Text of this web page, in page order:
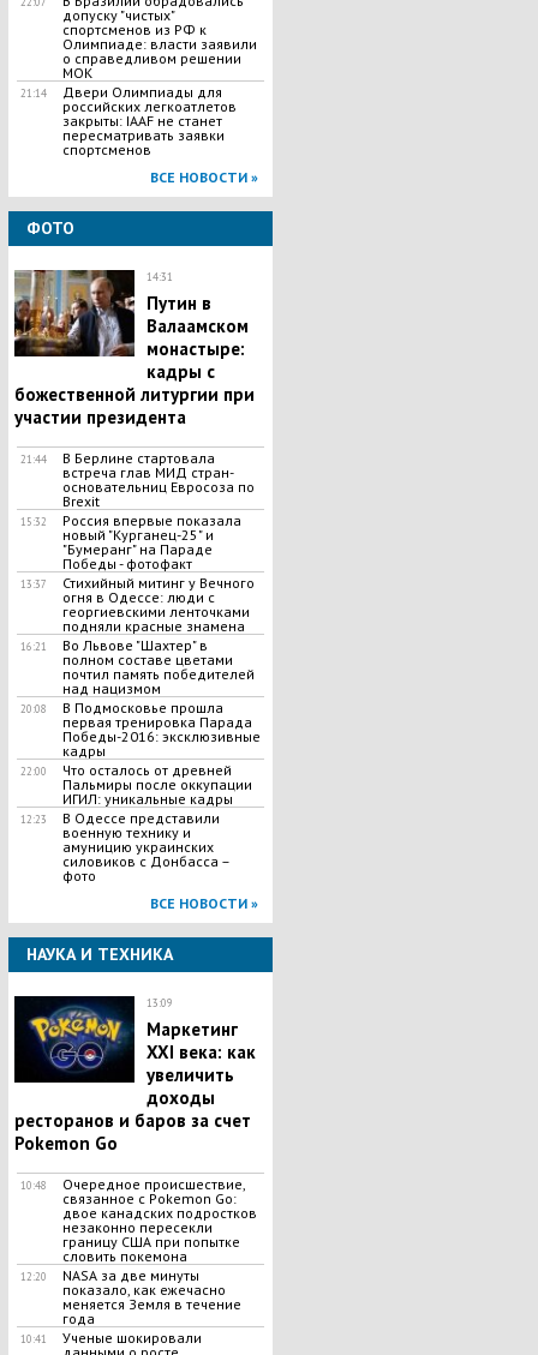
допуску "чистых"
спортсменов из РФ к
Олимпиаде: власти заявили
о справедливом решении
МОК
21:14
Двери Олимпиады для
российских легкоатлетов
закрыты: IAAF не станет
пересматривать заявки
спортсменов
ВСЕ НОВОСТИ »
ФОТО
14:31
Путин в
Валаамском
монастыре:
кадры с
божественной литургии при
участии президента
21:44
В Берлине стартовала
встреча глав МИД стран-
основательниц Евросоза по
Brexit
15:32
Россия впервые показала
новый "Курганец-25" и
"Бумеранг" на Параде
Победы - фотофакт
13:37
Стихийный митинг у Вечного
огня в Одессе: люди с
георгиевскими ленточками
подняли красные знамена
16:21
Во Львове "Шахтер" в
полном составе цветами
почтил память победителей
над нацизмом
20:08
В Подмосковье прошла
первая тренировка Парада
Победы-2016: эксклюзивные
кадры
22:00
Что осталось от древней
Пальмиры после оккупации
ИГИЛ: уникальные кадры
12:23
В Одессе представили
военную технику и
амуницию украинских
силовиков с Донбасса –
фото
ВСЕ НОВОСТИ »
НАУКА И ТЕХНИКА
13:09
Маркетинг
XXI века: как
увеличить
доходы
ресторанов и баров за счет
Pokemon Go
10:48
Очередное происшествие,
связанное с Pokemon Go:
двое канадских подростков
незаконно пересекли
границу США при попытке
словить покемона
12:20
NASA за две минуты
показало, как ежечасно
меняется Земля в течение
года
10:41
Ученые шокировали